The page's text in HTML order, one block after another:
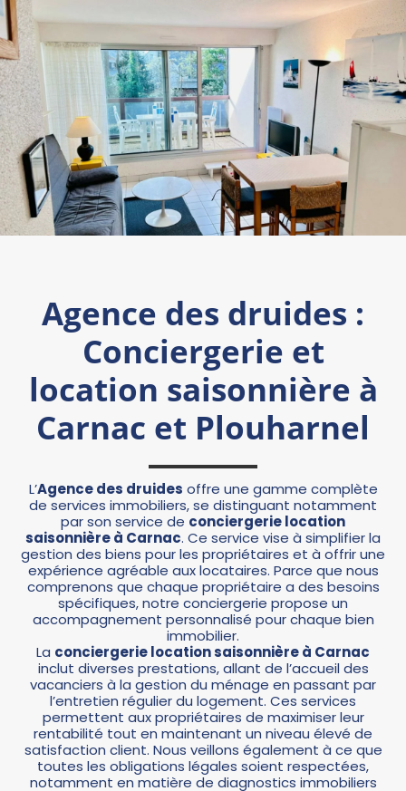
Agence des druides :
Conciergerie et
location saisonnière à
Carnac et Plouharnel
L’Agence des druides offre une gamme complète
de services immobiliers, se distinguant notamment
par son service de conciergerie location
saisonnière à Carnac. Ce service vise à simplifier la
gestion des biens pour les propriétaires et à offrir une
expérience agréable aux locataires. Parce que nous
comprenons que chaque propriétaire a des besoins
spécifiques, notre conciergerie propose un
accompagnement personnalisé pour chaque bien
immobilier.
La conciergerie location saisonnièreà Carnac
inclut diverses prestations, allant de l’accueil des
vacanciers à la gestion du ménage en passant par
l’entretien régulier du logement. Ces services
permettent aux propriétaires de maximiser leur
rentabilité tout en maintenant un niveau élevé de
satisfaction client. Nous veillons également à ce que
toutes les obligations légales soient respectées,
notamment en matière de diagnostics immobiliers